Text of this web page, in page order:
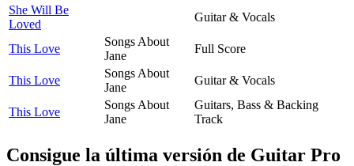
She Will Be
Loved
Guitar & Vocals
This Love
Songs About
Jane
Full Score
This Love
Songs About
Jane
Guitar & Vocals
This Love
Songs About
Jane
Guitars, Bass & Backing
Track
Consigue la última versión de Guitar Pro